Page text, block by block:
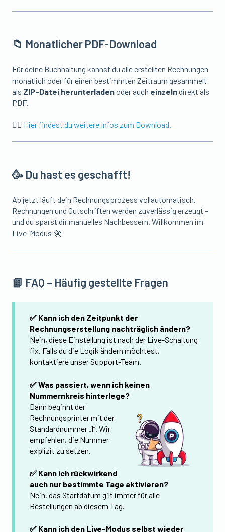
📁 Monatlicher PDF-Download
Für deine Buchhaltung kannst du alle erstellten Rechnungen
monatlich oder für einen bestimmten Zeitraum gesammelt
als ZIP-Datei herunterladenoder auch einzelndirekt als
PDF.
👉🏼 Hier findest du weitere Infos zum Download.
🥳 Du hast es geschafft!
Ab jetzt läuft dein Rechnungsprozess vollautomatisch.
Rechnungen und Gutschriften werden zuverlässig erzeugt –
und du sparst dir manuelles Nachbessern. Willkommen im
Live-Modus 🚀
📗 FAQ – Häufig gestellte Fragen
✅ Kann ich den Zeitpunkt der
Rechnungserstellung nachträglich ändern?
Nein, diese Einstellung ist nach der Live-Schaltung
fix. Falls du die Logik ändern möchtest,
kontaktiere unser Support-Team.
✅ Was passiert, wenn ich keinen
Nummernkreis hinterlege?
Dann beginnt der
Rechnungsprinter mit der
Standardnummer „1“. Wir
empfehlen, die Nummer
explizit zu setzen.
✅ Kann ich rückwirkend
auch nur bestimmte Tage aktivieren?
Nein, das Startdatum gilt immer für alle
Bestellungen ab diesem Tag.
✅ Kann ich den Live-Modus selbst wieder